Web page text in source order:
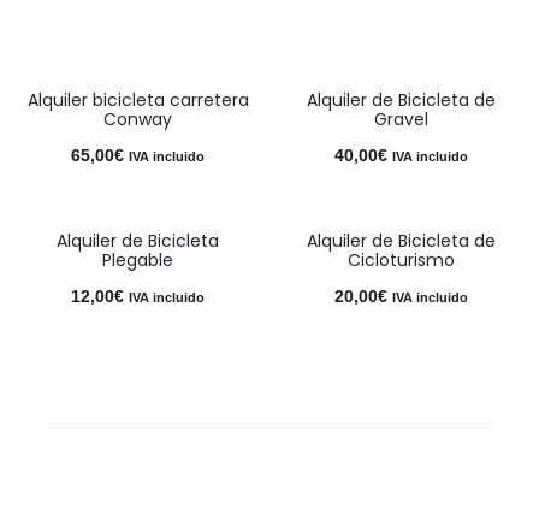
Alquiler bicicleta carretera
Conway
65,00€ IVA incluido
Alquiler de Bicicleta de
Gravel
40,00€ IVA incluido
Alquiler de Bicicleta
Plegable
12,00€ IVA incluido
Alquiler de Bicicleta de
Cicloturismo
20,00€ IVA incluido